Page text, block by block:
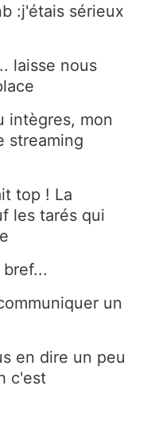
:j'étais sérieux
laisse nous
intègres, mon
streaming
top ! La
les tarés qui
un
en dire un peu
c'est